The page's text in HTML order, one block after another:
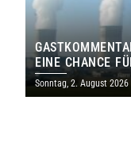
EINE CHANCE
SAARLAND
Sonntag, 2. August 2026